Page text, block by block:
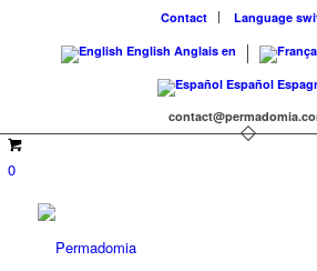
Contact
Language
English Anglais en
Español
0